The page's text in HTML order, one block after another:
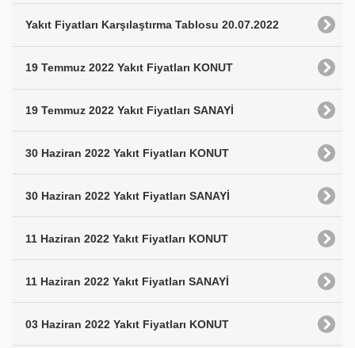
Yakıt Fiyatları Karşılaştırma Tablosu 20.07.2022
19 Temmuz 2022 Yakıt Fiyatları KONUT
19 Temmuz 2022 Yakıt Fiyatları SANAYİ
30 Haziran 2022 Yakıt Fiyatları KONUT
30 Haziran 2022 Yakıt Fiyatları SANAYİ
11 Haziran 2022 Yakıt Fiyatları KONUT
11 Haziran 2022 Yakıt Fiyatları SANAYİ
03 Haziran 2022 Yakıt Fiyatları KONUT